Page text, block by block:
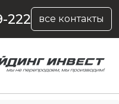
222 все контакты